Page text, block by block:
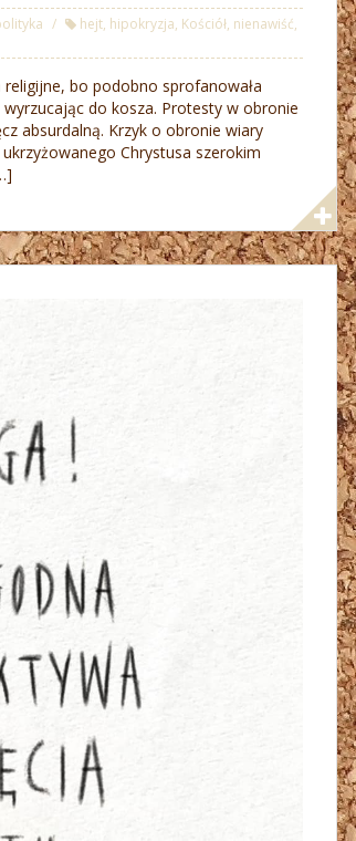
hejt, hipokryzja, Kościół, nienawiść,
religijne, bo podobno sprofanowała
do kosza. Protesty w obronie
absurdalną. Krzyk o obronie wiary
Chrystusa szerokim